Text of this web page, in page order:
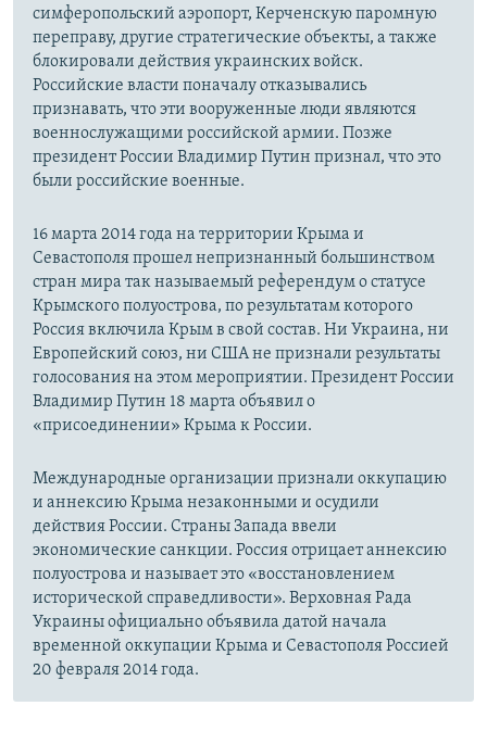
симферопольский аэропорт, Керченскую паромную
переправу, другие стратегические объекты, а также
блокировали действия украинских войск.
Российские власти поначалу отказывались
признавать, что эти вооруженные люди являются
военнослужащими российской армии. Позже
президент России Владимир Путин признал, что это
были российские военные.
16 марта 2014 года на территории Крыма и
Севастополя прошел непризнанный большинством
стран мира так называемый референдум о статусе
Крымского полуострова, по результатам которого
Россия включила Крым в свой состав. Ни Украина, ни
Европейский союз, ни США не признали результаты
голосования на этом мероприятии. Президент России
Владимир Путин 18 марта объявил о
«присоединении» Крыма к России.
Международные организации признали оккупацию
и аннексию Крыма незаконными и осудили
действия России. Страны Запада ввели
экономические санкции. Россия отрицает аннексию
полуострова и называет это «восстановлением
исторической справедливости». Верховная Рада
Украины официально объявила датой начала
временной оккупации Крыма и Севастополя Россией
20 февраля 2014 года.